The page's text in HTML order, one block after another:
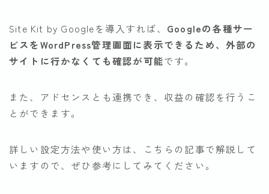
Site Kit by Googleを導入すれば、 Googleの各種サー
ビスをWordPress管理画面に表示できるため、外部の
サイトに行かなくても確認が可能です。
また、アドセンスとも連携でき、収益の確認を行うこ
とができます。
詳しい設定方法や使い方は、こちらの記事で解説して
いますので、ぜひ参考にしてみてください。